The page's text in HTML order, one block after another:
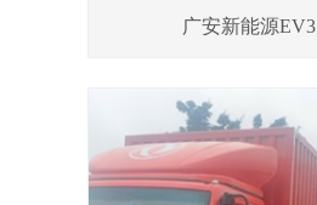
广安新能源